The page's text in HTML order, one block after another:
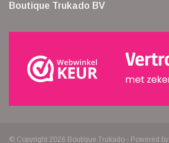
Boutique Trukado BV
© Copyright 2026 Boutique Trukado - Powered by